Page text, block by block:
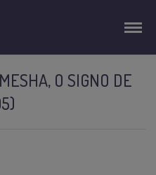
O SIGNO DE